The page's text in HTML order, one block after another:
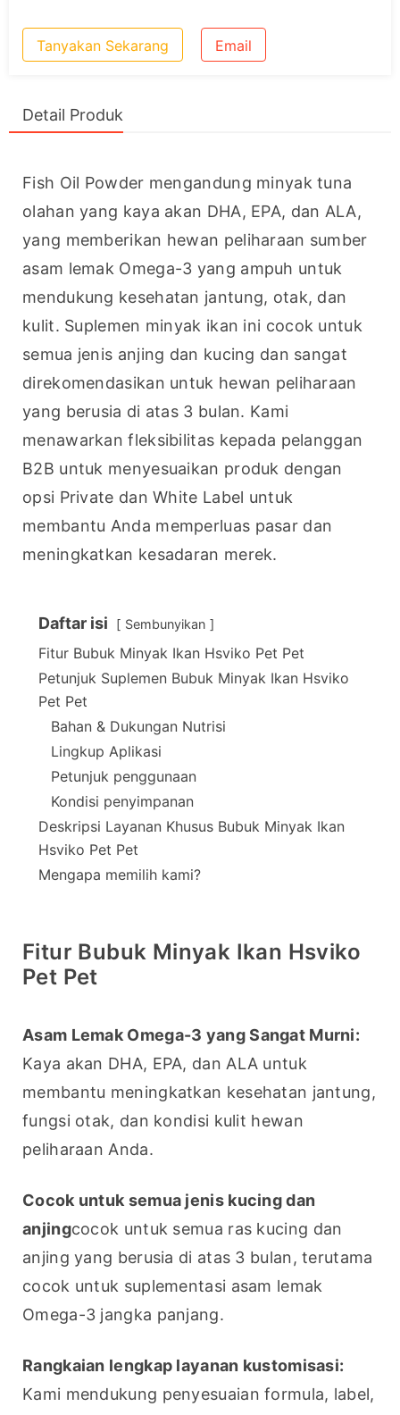
Tanyakan Sekarang Email
Detail Produk
Fish Oil Powder mengandung minyak tuna
olahan yang kaya akan DHA, EPA, dan ALA,
yang memberikan hewan peliharaan sumber
asam lemak Omega-3 yang ampuh untuk
mendukung kesehatan jantung, otak, dan
kulit. Suplemen minyak ikan ini cocok untuk
semua jenis anjing dan kucing dan sangat
direkomendasikan untuk hewan peliharaan
yang berusia di atas 3 bulan. Kami
menawarkan fleksibilitas kepada pelanggan
B2B untuk menyesuaikan produk dengan
opsi Private dan White Label untuk
membantu Anda memperluas pasar dan
meningkatkan kesadaran merek.
Daftar isi Sembunyikan
Fitur Bubuk Minyak Ikan Hsviko Pet Pet
Petunjuk Suplemen Bubuk Minyak Ikan Hsviko
Pet Pet
Bahan & Dukungan Nutrisi
Lingkup Aplikasi
Petunjuk penggunaan
Kondisi penyimpanan
Deskripsi Layanan Khusus Bubuk Minyak Ikan
Hsviko Pet Pet
Mengapa memilih kami?
Fitur Bubuk Minyak Ikan Hsviko
Pet Pet
Asam Lemak Omega-3 yang Sangat Murni:
Kaya akan DHA, EPA, dan ALA untuk
membantu meningkatkan kesehatan jantung,
fungsi otak, dan kondisi kulit hewan
peliharaan Anda.
Cocok untuk semua jenis kucing dan
anjingcocok untuk semua ras kucing dan
anjing yang berusia di atas 3 bulan, terutama
cocok untuk suplementasi asam lemak
Omega-3 jangka panjang.
Rangkaian lengkap layanan kustomisasi:
Kami mendukung penyesuaian formula, label,